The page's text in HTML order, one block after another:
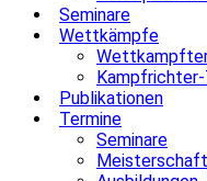
Seminare
Wettkämpfe
Publikationen
Termine
Seminare